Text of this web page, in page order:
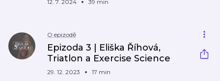
12. 7. 2024 39 min
O epizodě
Epizoda 3 | Eliška Říhová,
Triatlon a Exercise Science
29. 12. 2023 17 min